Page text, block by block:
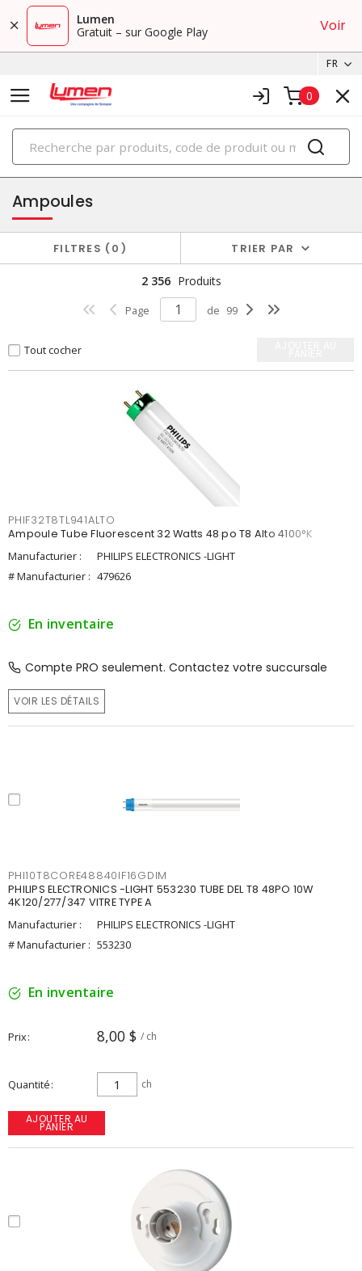
Lumen
Gratuit – sur Google Play
Voir
FR
0
PRODUITS
éclairage
Ampoules
FILTRES 0 TRIER PAR
2 356 Produits
Page de 99
Tout cocher
PHIF32T8TL941ALTO
Ampoule Tube Fluorescent 32 Watts 48 po T8 Alto 4100°K
Manufacturier :
PHILIPS ELECTRONICS -LIGHT
# Manufacturier : 479626
En inventaire
Compte PRO seulement. Contactez votre succursale
VOIR LES DÉTAILS
PHI10T8CORE48840IF16GDIM
PHILIPS ELECTRONICS -LIGHT 553230 TUBE DEL T8 48PO 10W
4K120/277/347 VITRE TYPE A
Manufacturier :
PHILIPS ELECTRONICS -LIGHT
# Manufacturier : 553230
En inventaire
Prix 8,00 $ / ch
Quantité ch
AJOUTER AU
PANIER